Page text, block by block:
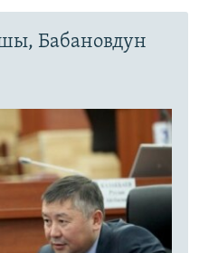
Бабановдун